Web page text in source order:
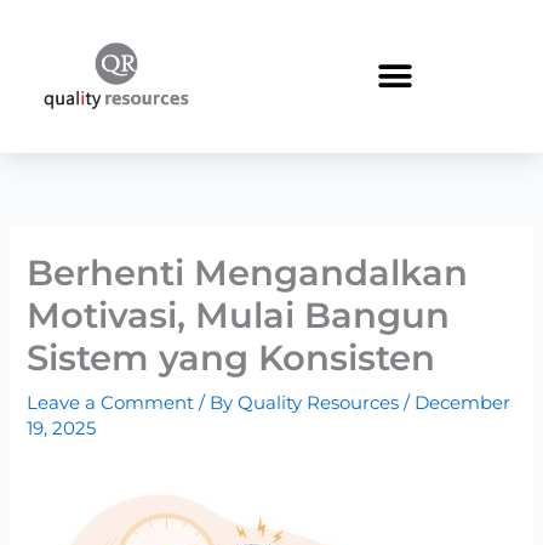
Berhenti Mengandalkan
Motivasi, Mulai Bangun
Sistem yang Konsisten
Leave a Comment / ByQuality Resources/ December
19, 2025